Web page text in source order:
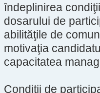
îndeplinirea
dosarului de
abilităţile de
motivaţia
capacitatea
Condiţii de